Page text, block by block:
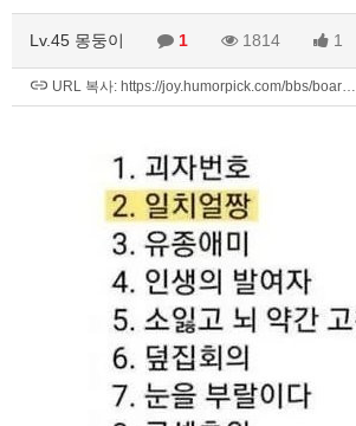
Lv.45 몽둥이 1 1814 1
URL 복사: https://joy.humorpick.com/bbs/boar…